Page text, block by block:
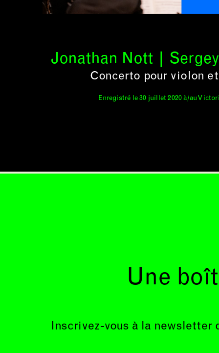
Jonathan Nott |
Concerto pour violon
Enregistré le 30 juillet 2020 à/au
Une
Inscrivez-vous à la newsletter